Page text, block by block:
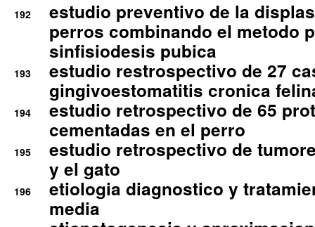
192
estudio preventivo de la
perros combinando el metodo
sinfisiodesis pubica
193
estudio restrospectivo de 27
gingivoestomatitis cronica
194
estudio retrospectivo de 65
cementadas en el perro
195
estudio retrospectivo de
y el gato
196
etiologia diagnostico y
media